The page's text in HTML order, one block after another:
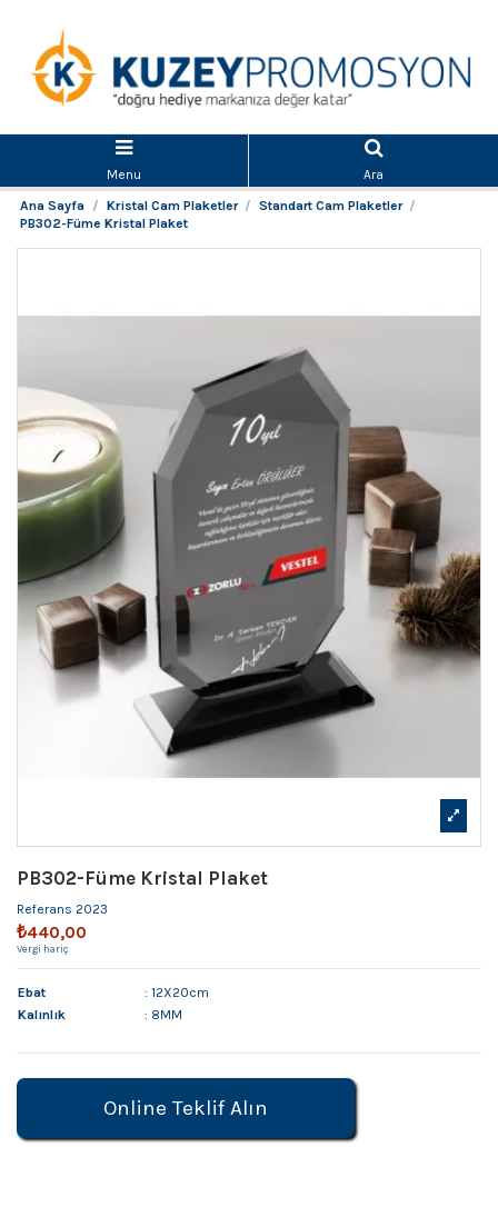
Menu
Ara
Ana Sayfa
Kristal Cam Plaketler
Standart Cam Plaketler
PB302-Füme Kristal Plaket
PB302-Füme Kristal Plaket
Referans 2023
₺440,00
Vergi hariç
Ebat
: 12X20cm
Kalınlık
: 8MM
Online Teklif Alın